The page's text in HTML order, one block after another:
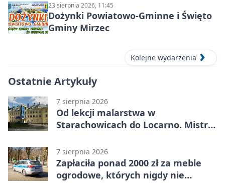
23 sierpnia 2026, 11:45
Dożynki Powiatowo-Gminne i Święto
Gminy Mirzec
Kolejne wydarzenia
Ostatnie Artykuły
7 sierpnia 2026
Od lekcji malarstwa w
Starachowicach do Locarno. Mistrz
7 sierpnia 2026
Zapłaciła ponad 2000 zł za meble
ogrodowe, których nigdy nie